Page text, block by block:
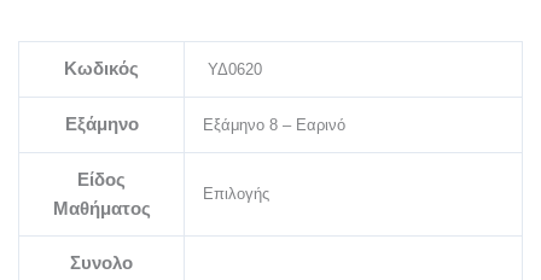
Κωδικός ΥΔ0620
Εξάμηνο Εξάμηνο 8 – Εαρινό
Είδος
Μαθήματος
Επιλογής
Συνολο